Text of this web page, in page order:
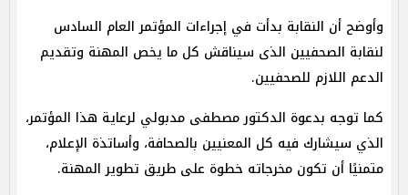
وأوضح أن النقابة بدأت في إجراءات المؤتمر العام السادس
لنقابة الصحفيين الذى سيناقش كل ما يخص المهنة وتقديم
الدعم اللازم للصحفيين.
كما توجه بدعوة الدكتور مصطفى مدبولي لرعاية هذا المؤتمر،
الذي سيشارك فيه كل المعنيين بالصحافة، وأساتذة الإعلام،
متمنيًا أن تكون مخرجاته خطوة على طريق تطوير المهنة.